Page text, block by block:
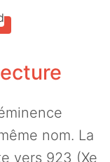
nom. La
vers 923 (Xe